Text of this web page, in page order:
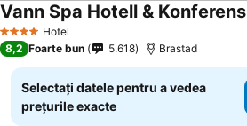
4 Stele Hotel
Vann Spa Hotell & Konferens
8,2 Foarte bun 5.618 Brastad
Selectați datele pentru a vedea
prețurile exacte